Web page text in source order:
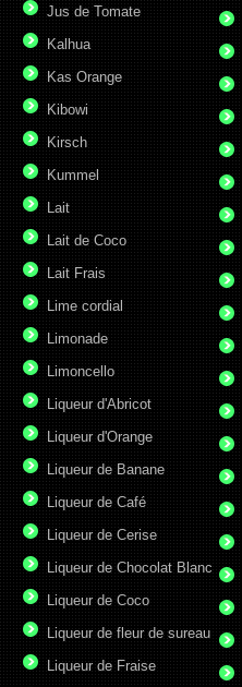
Jus de Tomate
Kalhua
Kas Orange
Kibowi
Kirsch
Kummel
Lait
Lait de Coco
Lait Frais
Lime cordial
Limonade
Limoncello
Liqueur d'Abricot
Liqueur d'Orange
Liqueur de Banane
Liqueur de Café
Liqueur de Cerise
Liqueur de Chocolat Blanc
Liqueur de Coco
Liqueur de fleur de sureau
Liqueur de Fraise